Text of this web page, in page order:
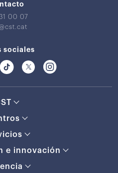
00 07
sociales
e innovación